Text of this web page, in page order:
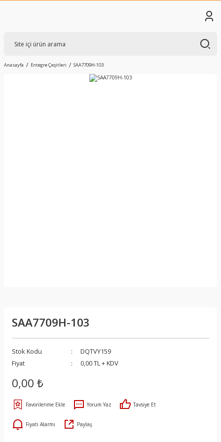
Anasayfa Entegre Çeşitleri SAA7709H-103
SAA7709H-103
Stok Kodu
DQTVY159
Fiyat
0,00 TL + KDV
0,00 ₺
Yorum Yaz Tavsiye Et
Fiyatı Alarmı Paylaş